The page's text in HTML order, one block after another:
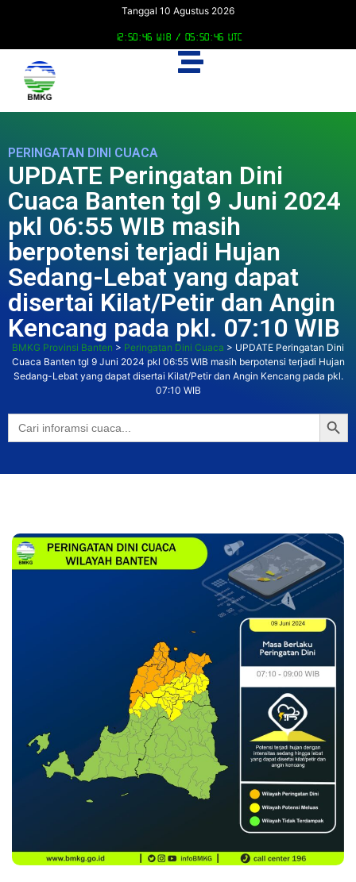
Tanggal 10 Agustus 2026
12:50:47 WIB / 05:50:47 UTC
PERINGATAN DINI CUACA
UPDATE Peringatan Dini
Cuaca Banten tgl 9 Juni 2024
pkl 06:55 WIB masih
berpotensi terjadi Hujan
Sedang-Lebat yang dapat
disertai Kilat/Petir dan Angin
Kencang pada pkl. 07:10 WIB
BMKG Provinsi Banten > Peringatan Dini Cuaca > UPDATE Peringatan Dini
Cuaca Banten tgl 9 Juni 2024 pkl 06:55 WIB masih berpotensi terjadi Hujan
Sedang-Lebat yang dapat disertai Kilat/Petir dan Angin Kencang pada pkl.
07:10 WIB
Search
for: